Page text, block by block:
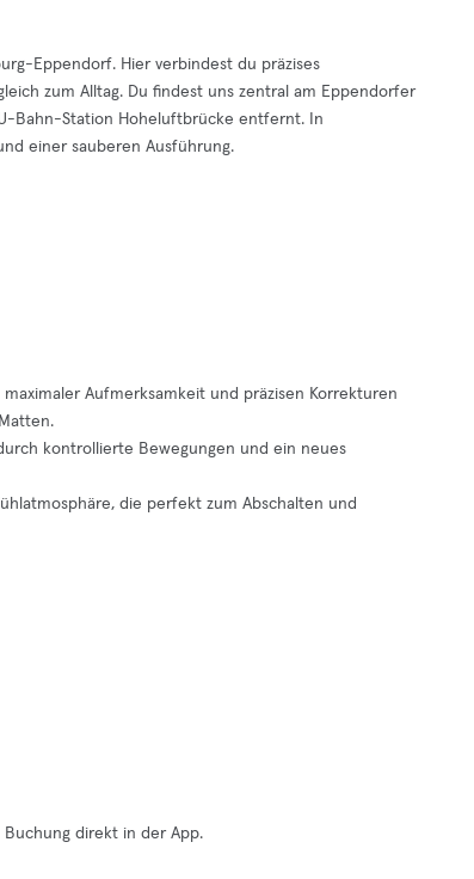
Eppendorf. Hier verbindest du präzises
zum Alltag. Du findest uns zentral am Eppendorfer
Bahn-Station Hoheluftbrücke entfernt. In
einer sauberen Ausführung.
Aufmerksamkeit und präzisen Korrekturen
kontrollierte Bewegungen und ein neues
die perfekt zum Abschalten und
Buchung direkt in der App.